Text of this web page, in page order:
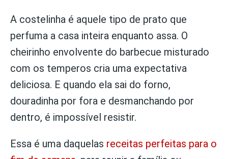
A costelinha é aquele tipo de prato que
perfuma a casa inteira enquanto assa. O
cheirinho envolvente do barbecue misturado
com os temperos cria uma expectativa
deliciosa. E quando ela sai do forno,
douradinha por fora e desmanchando por
dentro, é impossível resistir.
Essa é uma daquelas receitas perfeitas para o